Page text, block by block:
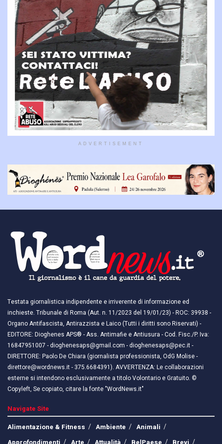
ADVERTISEMENT
Testata giornalistica indipendente e irriverente di informazione ed
inchieste. Tribunale di Roma (Aut. n. 11/2023 del 19/01/23) - ROC: 39938 -
Organo Antifascista, Antirazzista e Laico (Tutti i diritti sono Riservati) -
EDITORE: Dioghenes APS® - Ass. Antimafie e Antiusura - Cod. Fisc./P. Iva:
16847951007 - dioghenesaps@gmail.com - dioghenesaps@pec.it - ​​
DIRETTORE: Paolo De Chiara (giornalista professionista, OdG Molise -
direttore@wordnews.it - ​​375.6684391). AVVERTENZA: Le collaborazioni
esterne si intendono esclusivamente a titolo Volontario e Gratuito. ©
Copyleft, Se copiato, citare la fonte "WordNews.it"
Navigate Site
Alimentazione & Fitness
Ambiente
Animali